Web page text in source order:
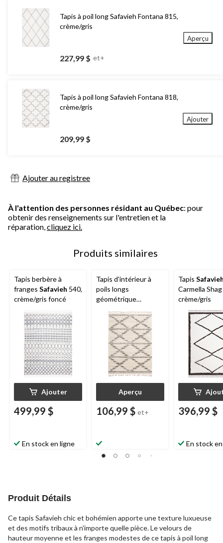
Tapis à poil long Safavieh Fontana 815,
crème/gris
227,99 $ et+
Aperçu
Tapis à poil long Safavieh Fontana 818,
crème/gris
209,99 $
Ajouter
Ajouter au registree
À l'attention des personnes résidant au Québec: pour
obtenir des renseignements sur l'entretien et la
réparation,cliquez ici.
Produits similaires
Tapis berbère à
franges Safavieh 540,
crème/gris foncé
Ajouter
499,99 $
En stock en ligne
Tapis d'intérieur à
poils longs
géométrique
Grammercy Liv,
crème/gris, choix de
tailles
Aperçu
106,99 $ et+
Tapis
Carmella
crème/gris
396,99 $
En stock
Produit Détails
Ce tapis Safavieh chic et bohémien apporte une texture luxueuse
et des motifs tribaux à n'importe quelle pièce. Le velours de
hauteur moyenne et les franges modestes de ce tapis à poil long